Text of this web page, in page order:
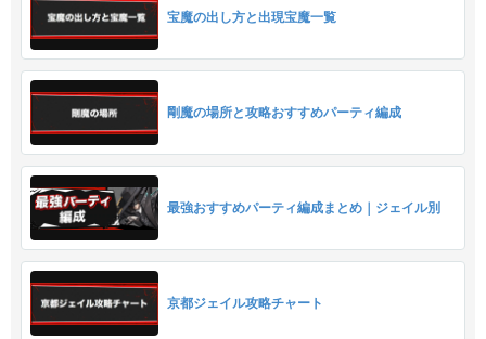
宝魔の出し方と出現宝魔一覧
剛魔の場所と攻略おすすめパーティ編成
最強おすすめパーティ編成まとめ｜ジェイル別
京都ジェイル攻略チャート